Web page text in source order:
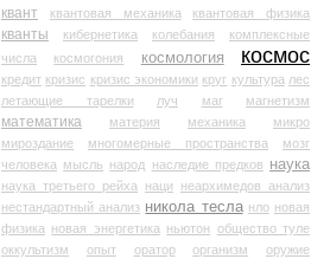
квант квантовая механика квантовая физика
кванты кибернетика колебания
комплексные
числа
космогония космология космос
кредит кризис кризис экономики круг культура лес
летающие тарелки
луч маг магнетизм
математика материя механика
микро
мироздание
многомерные пространства
мозг
человека мысль народ наследие предков наука
наука третьего рейха наци
неархимедов анализ
нестандартный анализ никола тесла нло новая
физика новая энергетика ньютон общество туле
оккультизм
опыт оратор организм
оружие